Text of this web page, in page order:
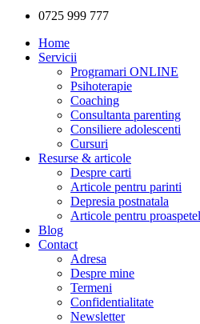
0725 999 777
Home
Servicii
Programari ONLINE
Psihoterapie
Coaching
Consultanta parenting
Consiliere adolescenti
Cursuri
Resurse & articole
Despre carti
Articole pentru parinti
Depresia postnatala
Articole pentru
Blog
Contact
Adresa
Despre mine
Termeni
Confidentialitate
Newsletter